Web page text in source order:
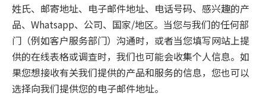
姓氏、邮寄地址、电子邮件地址、电话号码、感兴趣的产
品、Whatsapp、公司、国家/地区。当您与我们的任何部
门（例如客户服务部门）沟通时，或者当您填写网站上提
供的在线表格或调查时，我们也可能会收集个人信息。如
果您想接收有关我们提供的产品和服务的信息，您也可以
选择向我们提供您的电子邮件地址。